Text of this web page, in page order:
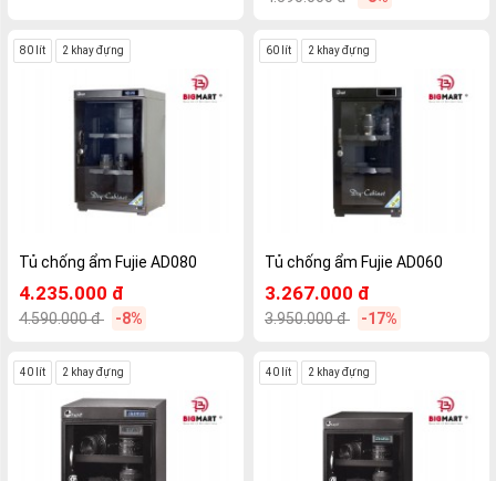
Tủ chống ẩm Fujie AD080
80 lít 2 khay đựng
4.235.000 đ
4.590.000 đ -8%
Tủ chống ẩm Fujie AD060
60 lít 2 khay đựng
3.267.000 đ
3.950.000 đ -17%
40 lít 2 khay đựng 40 lít 2 khay đựng